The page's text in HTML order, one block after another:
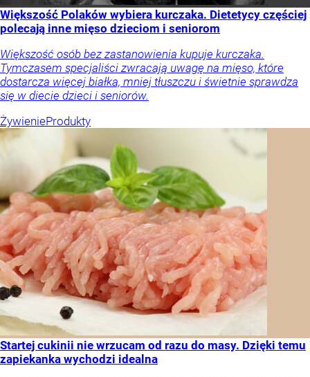
Większość Polaków wybiera kurczaka. Dietetycy częściej
polecają inne mięso dzieciom i seniorom
Większość osób bez zastanowienia kupuje kurczaka.
Tymczasem specjaliści zwracają uwagę na mięso, które
dostarcza więcej białka, mniej tłuszczu i świetnie sprawdza
się w diecie dzieci i seniorów.
ŻywienieProdukty
Startej cukinii nie wrzucam od razu do masy. Dzięki temu
zapiekanka wychodzi idealna